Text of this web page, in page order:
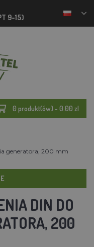
9-15)
0 produkt(ów) - 0.00 zl
generatora, 200 mm
DIN DO
200